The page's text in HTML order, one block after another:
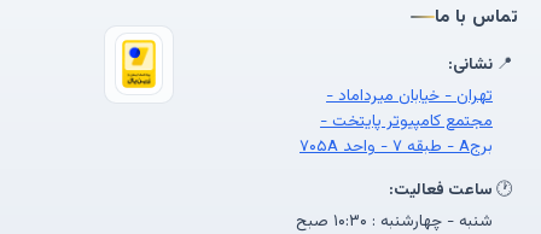
تماس با ما
📍 نشانی:
تهران - خیابان میرداماد -
مجتمع کامپیوتر پایتخت -
برجA - طبقه ۷ - واحد ۷۰۵A
🕐 ساعت فعالیت:
شنبه - چهارشنبه : ۱۰:۳۰ صبح